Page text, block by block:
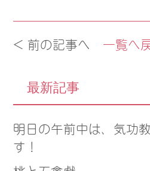
< 前の記事へ 一覧へ
最新記事
明日の午前中は、気功
す！